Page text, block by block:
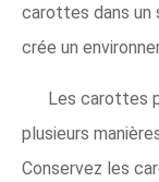
carottes dans un
crée un
Les carottes
plusieurs
Conservez les